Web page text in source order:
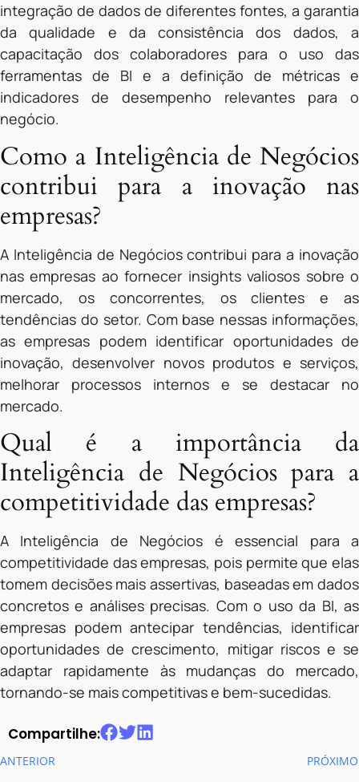
integração de dados de diferentes fontes, a garantia
da qualidade e da consistência dos dados, a
capacitação dos colaboradores para o uso das
ferramentas de BI e a definição de métricas e
indicadores de desempenho relevantes para o
negócio.
Como a Inteligência de Negócios
contribui para a inovação nas
empresas?
A Inteligência de Negócios contribui para a inovação
nas empresas ao fornecer insights valiosos sobre o
mercado, os concorrentes, os clientes e as
tendências do setor. Com base nessas informações,
as empresas podem identificar oportunidades de
inovação, desenvolver novos produtos e serviços,
melhorar processos internos e se destacar no
mercado.
Qual é a importância da
Inteligência de Negócios para a
competitividade das empresas?
A Inteligência de Negócios é essencial para a
competitividade das empresas, pois permite que elas
tomem decisões mais assertivas, baseadas em dados
concretos e análises precisas. Com o uso da BI, as
empresas podem antecipar tendências, identificar
oportunidades de crescimento, mitigar riscos e se
adaptar rapidamente às mudanças do mercado,
tornando-se mais competitivas e bem-sucedidas.
Compartilhe:
ANTERIOR PRÓXIMO